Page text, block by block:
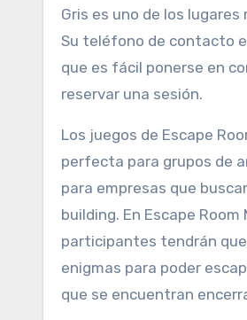
Gris es uno de los
Su teléfono de contacto
que es fácil ponerse en
reservar una sesión.
Los juegos de Escape
perfecta para grupos de
para empresas que
building. En Escape Room
participantes tendrán
enigmas para poder
que se encuentran